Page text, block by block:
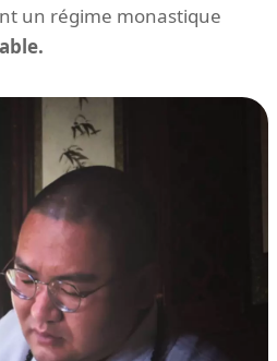
un régime monastique